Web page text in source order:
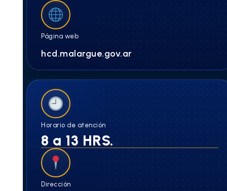
Página web
hcd.malargue.gov.ar
Horario de atención
8 a 13 HRS.
Dirección